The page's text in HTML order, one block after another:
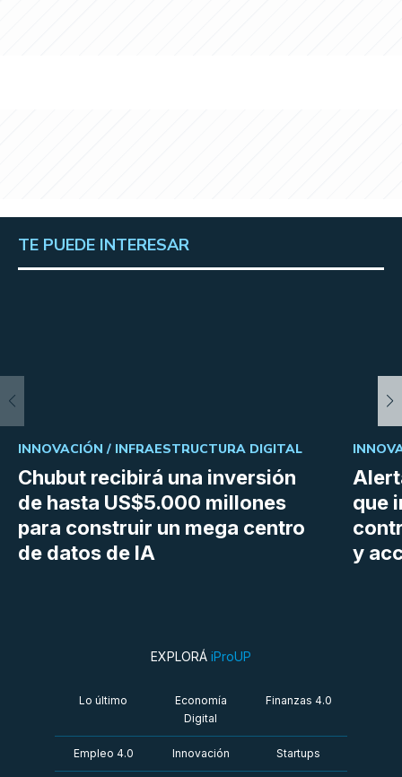
TE PUEDE INTERESAR
Chubut recibirá una inversión
de hasta US$5.000 millones
para construir un mega centro
de datos de IA
INNOVACIÓN / INFRAESTRUCTURA DIGITAL
que
y
EXPLORÁ iProUP
Lo último
Economía
Digital
Finanzas 4.0
Empleo 4.0 Innovación Startups